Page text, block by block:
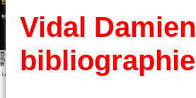
Vidal